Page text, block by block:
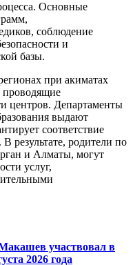
Основные
соблюдение
и
базы.
при акиматах
центров. Департаменты
выдают
соответствие
результате, родители по
и Алматы, могут
услуг,
участвовал в
2026 года